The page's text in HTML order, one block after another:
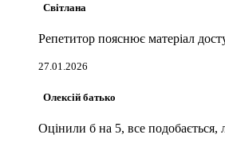
Світлана
Репетитор пояснює матеріал
27.01.2026
Олексій батько
Оцінили б на 5, все